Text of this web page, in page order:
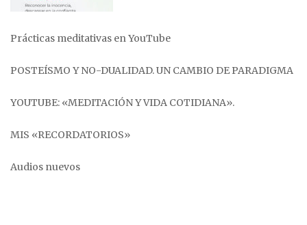
Prácticas meditativas en YouTube
POSTEÍSMO Y NO-DUALIDAD. UN CAMBIO DE PARADIGMA
YOUTUBE: «MEDITACIÓN Y VIDA COTIDIANA».
MIS «RECORDATORIOS»
Audios nuevos